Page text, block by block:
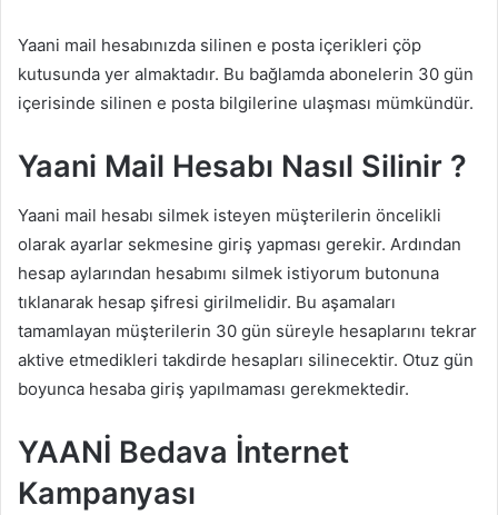
Yaani mail hesabınızda silinen e posta içerikleri çöp
kutusunda yer almaktadır. Bu bağlamda abonelerin 30 gün
içerisinde silinen e posta bilgilerine ulaşması mümkündür.
Yaani Mail Hesabı Nasıl Silinir ?
Yaani mail hesabı silmek isteyen müşterilerin öncelikli
olarak ayarlar sekmesine giriş yapması gerekir. Ardından
hesap aylarından hesabımı silmek istiyorum butonuna
tıklanarak hesap şifresi girilmelidir. Bu aşamaları
tamamlayan müşterilerin 30 gün süreyle hesaplarını tekrar
aktive etmedikleri takdirde hesapları silinecektir. Otuz gün
boyunca hesaba giriş yapılmaması gerekmektedir.
YAANİ Bedava İnternet
Kampanyası